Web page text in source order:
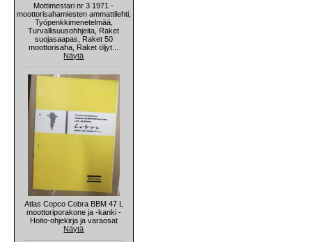
Mottimestari nr 3 1971 -
moottorisahamiesten ammattilehti,
Työpenkkimenetelmää,
Turvallisuusohhjeita, Raket
suojasaapas, Raket 50
moottorisaha, Raket öljyt...
Näytä
Atlas Copco Cobra BBM 47 L
moottoriporakone ja -kanki -
Hoito-ohjekirja ja varaosat
Näytä